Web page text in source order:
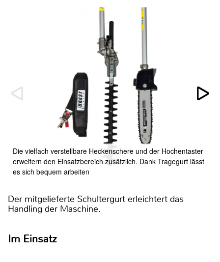
Die vielfach verstellbare Heckenschere und der Hochentaster
erweitern den Einsatzbereich zusätzlich. Dank Tragegurt lässt
es sich bequem arbeiten
Der mitgelieferte Schultergurt erleichtert das
Handling der Maschine.
Im Einsatz